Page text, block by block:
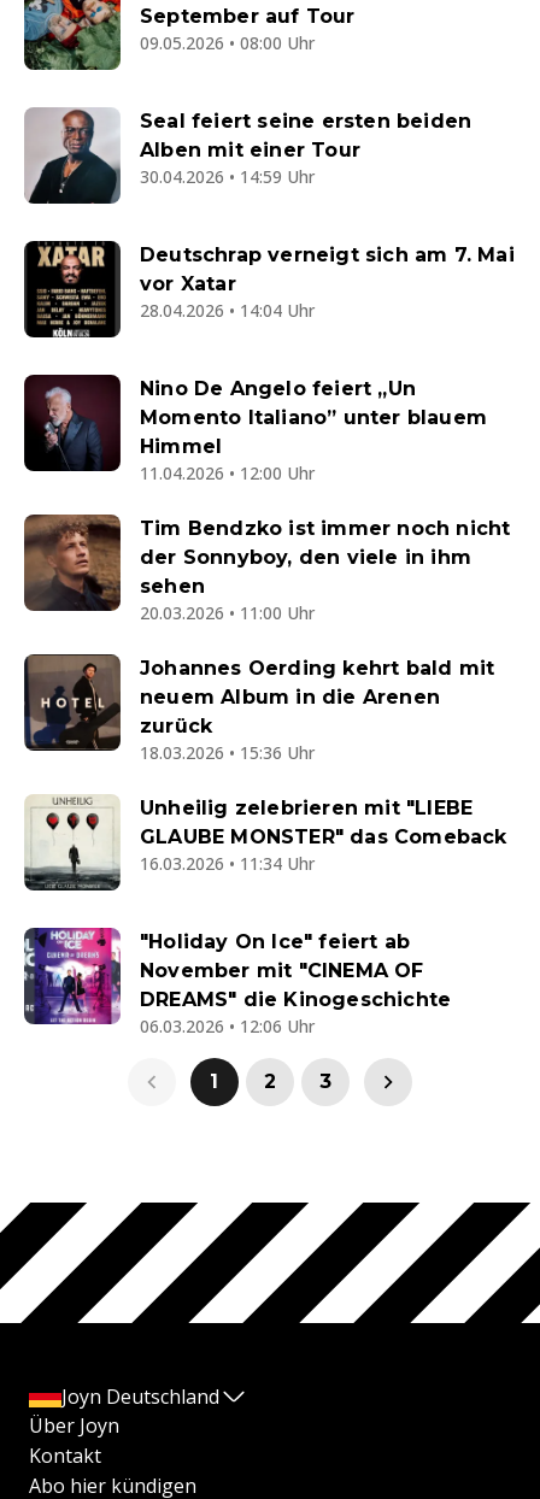
September auf Tour
09.05.2026 • 08:00 Uhr
Seal feiert seine ersten beiden
Alben mit einer Tour
30.04.2026 • 14:59 Uhr
Deutschrap verneigt sich am 7. Mai
vor Xatar
28.04.2026 • 14:04 Uhr
Nino De Angelo feiert „Un
Momento Italiano” unter blauem
Himmel
11.04.2026 • 12:00 Uhr
Tim Bendzko ist immer noch nicht
der Sonnyboy, den viele in ihm
sehen
20.03.2026 • 11:00 Uhr
Johannes Oerding kehrt bald mit
neuem Album in die Arenen
zurück
18.03.2026 • 15:36 Uhr
Unheilig zelebrieren mit "LIEBE
GLAUBE MONSTER" das Comeback
16.03.2026 • 11:34 Uhr
"Holiday On Ice" feiert ab
November mit "CINEMA OF
DREAMS" die Kinogeschichte
06.03.2026 • 12:06 Uhr
1 2 3
Joyn Deutschland
Über Joyn
Kontakt
Abo hier kündigen